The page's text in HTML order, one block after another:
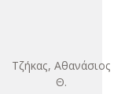
Τζήκας, Αθανάσιος
Θ.